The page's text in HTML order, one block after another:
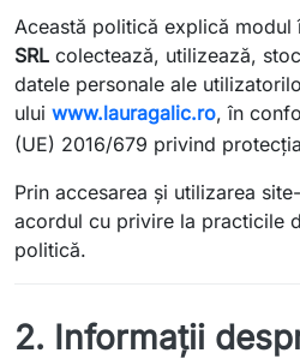
Această politică explică modul
SRL colectează, utilizează,
datele personale ale
ului www.lauragalic.ro, în
(UE) 2016/679 privind
Prin accesarea și utilizarea
acordul cu privire la practicile
politică.
2. Informații